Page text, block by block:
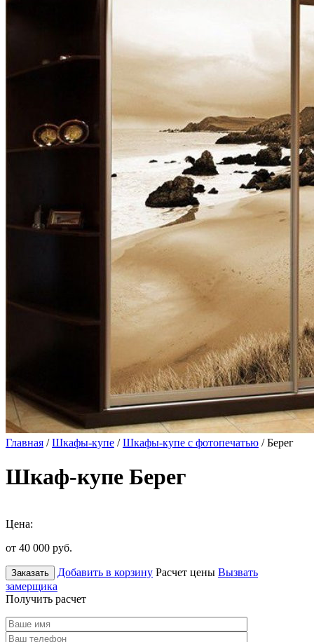
Главная /Шкафы-купе /Шкафы-купе с фотопечатью / Берег
Шкаф-купе Берег
Цена:
от 40 000 руб.
Заказать Добавить в корзину Расчет цены Вызвать
замерщика
Получить расчет